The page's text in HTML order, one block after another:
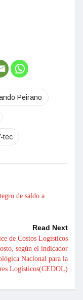
Peirano
tec
de saldo a
Read Next
de Costos Logísticos
según el indicador
Nacional para la
Logísticos(CEDOL)